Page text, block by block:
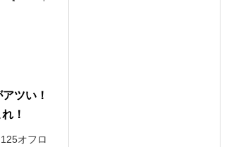
ツい！
！
オフロ